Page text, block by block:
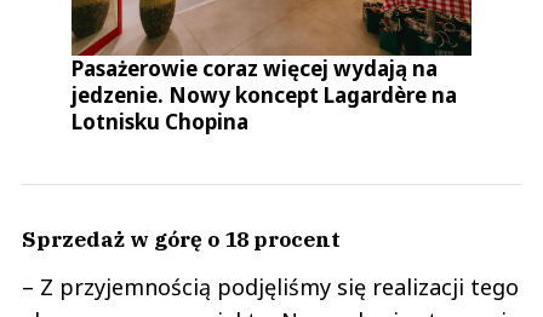
Pasażerowie coraz więcej wydają na
jedzenie. Nowy koncept Lagardère na
Lotnisku Chopina
Sprzedaż w górę o 18 procent
– Z przyjemnością podjęliśmy się realizacji tego